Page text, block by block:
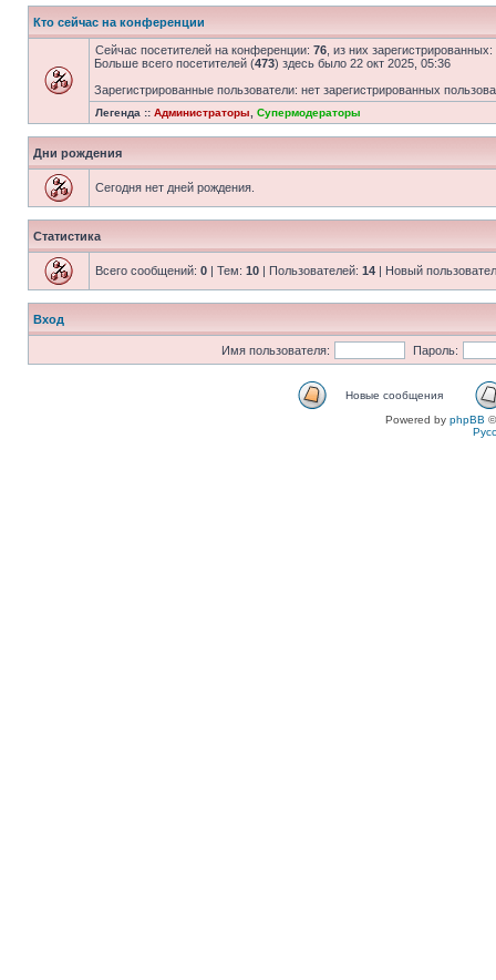
Кто сейчас на конференции
Сейчас посетителей на конференции: 76 , из них
Больше всего посетителей (473) здесь было 22 окт 2025, 05:36
Зарегистрированные пользователи: нет зарегистрированных
Легенда :: Администраторы Супермодераторы
Дни рождения
Сегодня нет дней рождения.
Статистика
Всего сообщений: 0 | Тем: 10 | Пользователей: 14 | Новый
Вход
Имя пользователя: Пароль:
Новые сообщения
Powered by phpBB